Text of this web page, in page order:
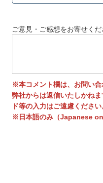
ご意見・ご感想をお寄せく
※本コメント欄は、お問い合
弊社からは返信いたしかね
ド等の入力はご遠慮ください
※日本語のみ（Japanese